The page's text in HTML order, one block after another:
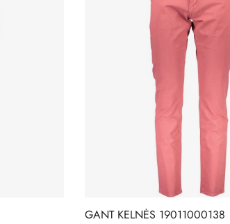
GANT KELNĖS 19011000138